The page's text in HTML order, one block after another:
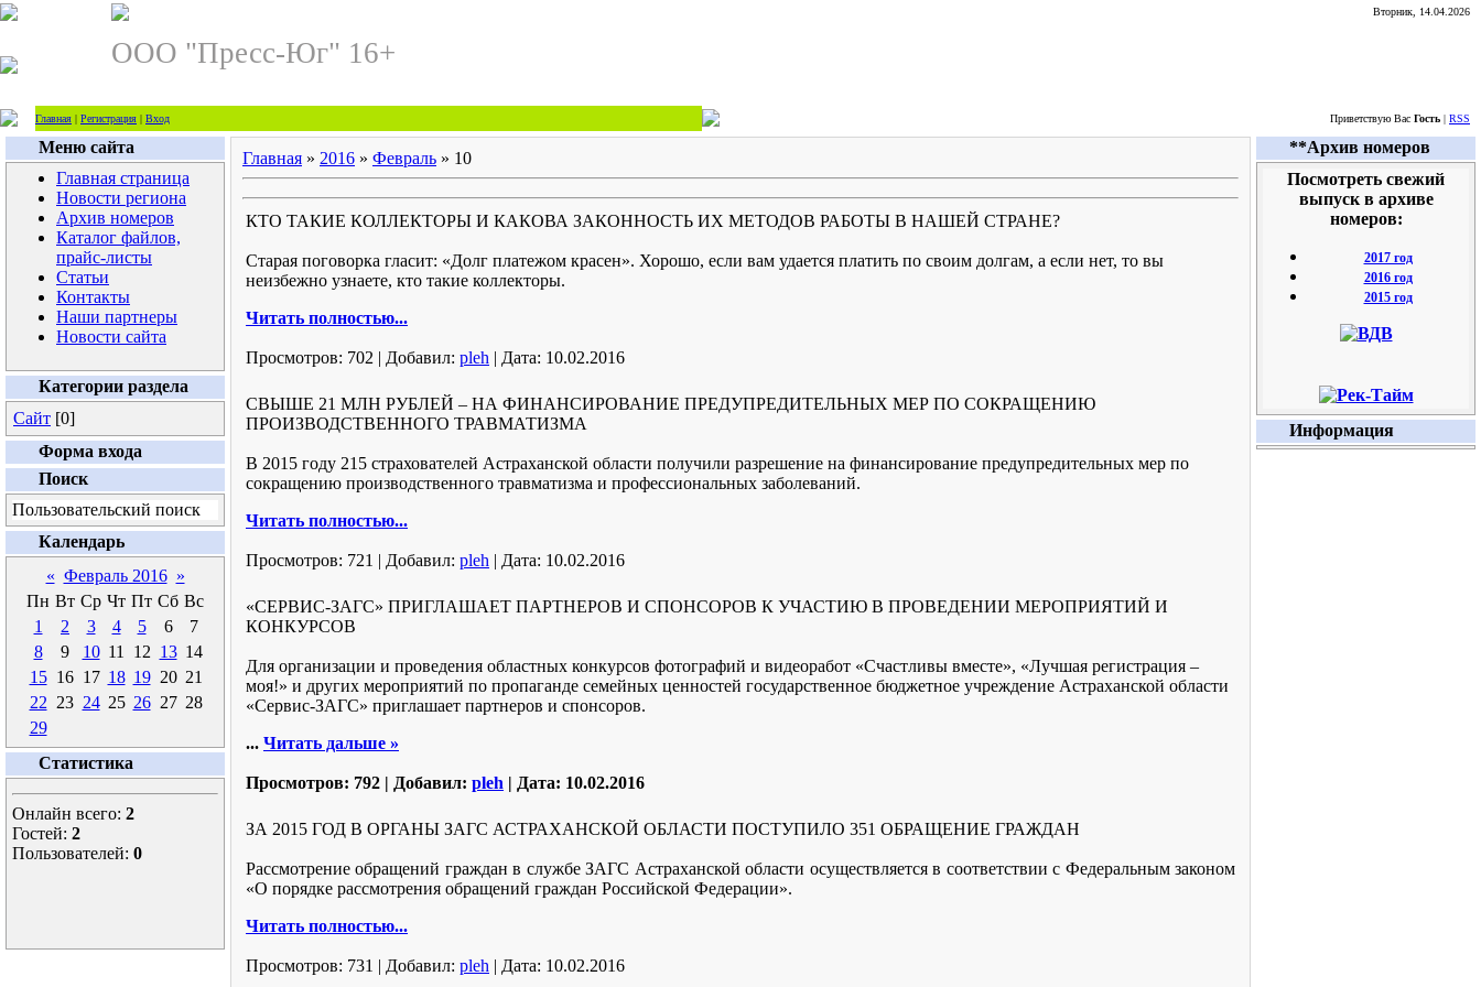
Вторник, 14.04.2026
ООО "Пресс-Юг" 16+
Главная | Регистрация | Вход Приветствую Вас Гость | RSS
Меню сайта
Главная страница
Новости региона
Архив номеров
Каталог файлов,
прайс-листы
Статьи
Контакты
Наши партнеры
Новости сайта
Категории раздела
Сайт [0]
Форма входа
Поиск
Пользовательский поиск
Календарь
« Февраль 2016 »
Пн Вт Ср Чт Пт Сб Вс
1
2 3 4 5 6
7
8
9 10 11 12 13 14
15 16 17 18 19 20 21
22 23 24 25 26 27 28
29
Статистика
Онлайн всего: 2
Гостей: 2
Пользователей: 0
Главная » 2016 » Февраль » 10
КТО ТАКИЕ КОЛЛЕКТОРЫ И КАКОВА ЗАКОННОСТЬ ИХ МЕТОДОВ РАБОТЫ В НАШЕЙ СТРАНЕ?
Старая поговорка гласит: «Долг платежом красен». Хорошо, если вам удается платить по своим долгам, а если нет, то вы
неизбежно узнаете, кто такие коллекторы.
Читать полностью...
Просмотров: 702 | Добавил: pleh | Дата: 10.02.2016
СВЫШЕ 21 МЛН РУБЛЕЙ – НА ФИНАНСИРОВАНИЕ ПРЕДУПРЕДИТЕЛЬНЫХ МЕР ПО СОКРАЩЕНИЮ
ПРОИЗВОДСТВЕННОГО ТРАВМАТИЗМА
В 2015 году 215 страхователей Астраханской области получили разрешение на финансирование предупредительных мер по
сокращению производственного травматизма и профессиональных заболеваний.
Читать полностью...
Просмотров: 721 | Добавил: pleh | Дата: 10.02.2016
«СЕРВИС-ЗАГС» ПРИГЛАШАЕТ ПАРТНЕРОВ И СПОНСОРОВ К УЧАСТИЮ В ПРОВЕДЕНИИ МЕРОПРИЯТИЙ И
КОНКУРСОВ
Для организации и проведения областных конкурсов фотографий и видеоработ «Счастливы вместе», «Лучшая регистрация –
моя!» и других мероприятий по пропаганде семейных ценностей государственное бюджетное учреждение Астраханской области
«Сервис-ЗАГС» приглашает партнеров и спонсоров.
... Читать дальше »
Просмотров: 792 | Добавил: pleh | Дата: 10.02.2016
ЗА 2015 ГОД В ОРГАНЫ ЗАГС АСТРАХАНСКОЙ ОБЛАСТИ ПОСТУПИЛО 351 ОБРАЩЕНИЕ ГРАЖДАН
Рассмотрение обращений граждан в службе ЗАГС Астраханской области осуществляется в соответствии с Федеральным законом
«О порядке рассмотрения обращений граждан Российской Федерации».
Читать полностью...
Просмотров: 731 | Добавил: pleh | Дата: 10.02.2016
**Архив номеров
Посмотреть свежий
выпуск в архиве
номеров:
2017 год
2016 год
2015 год
Информация